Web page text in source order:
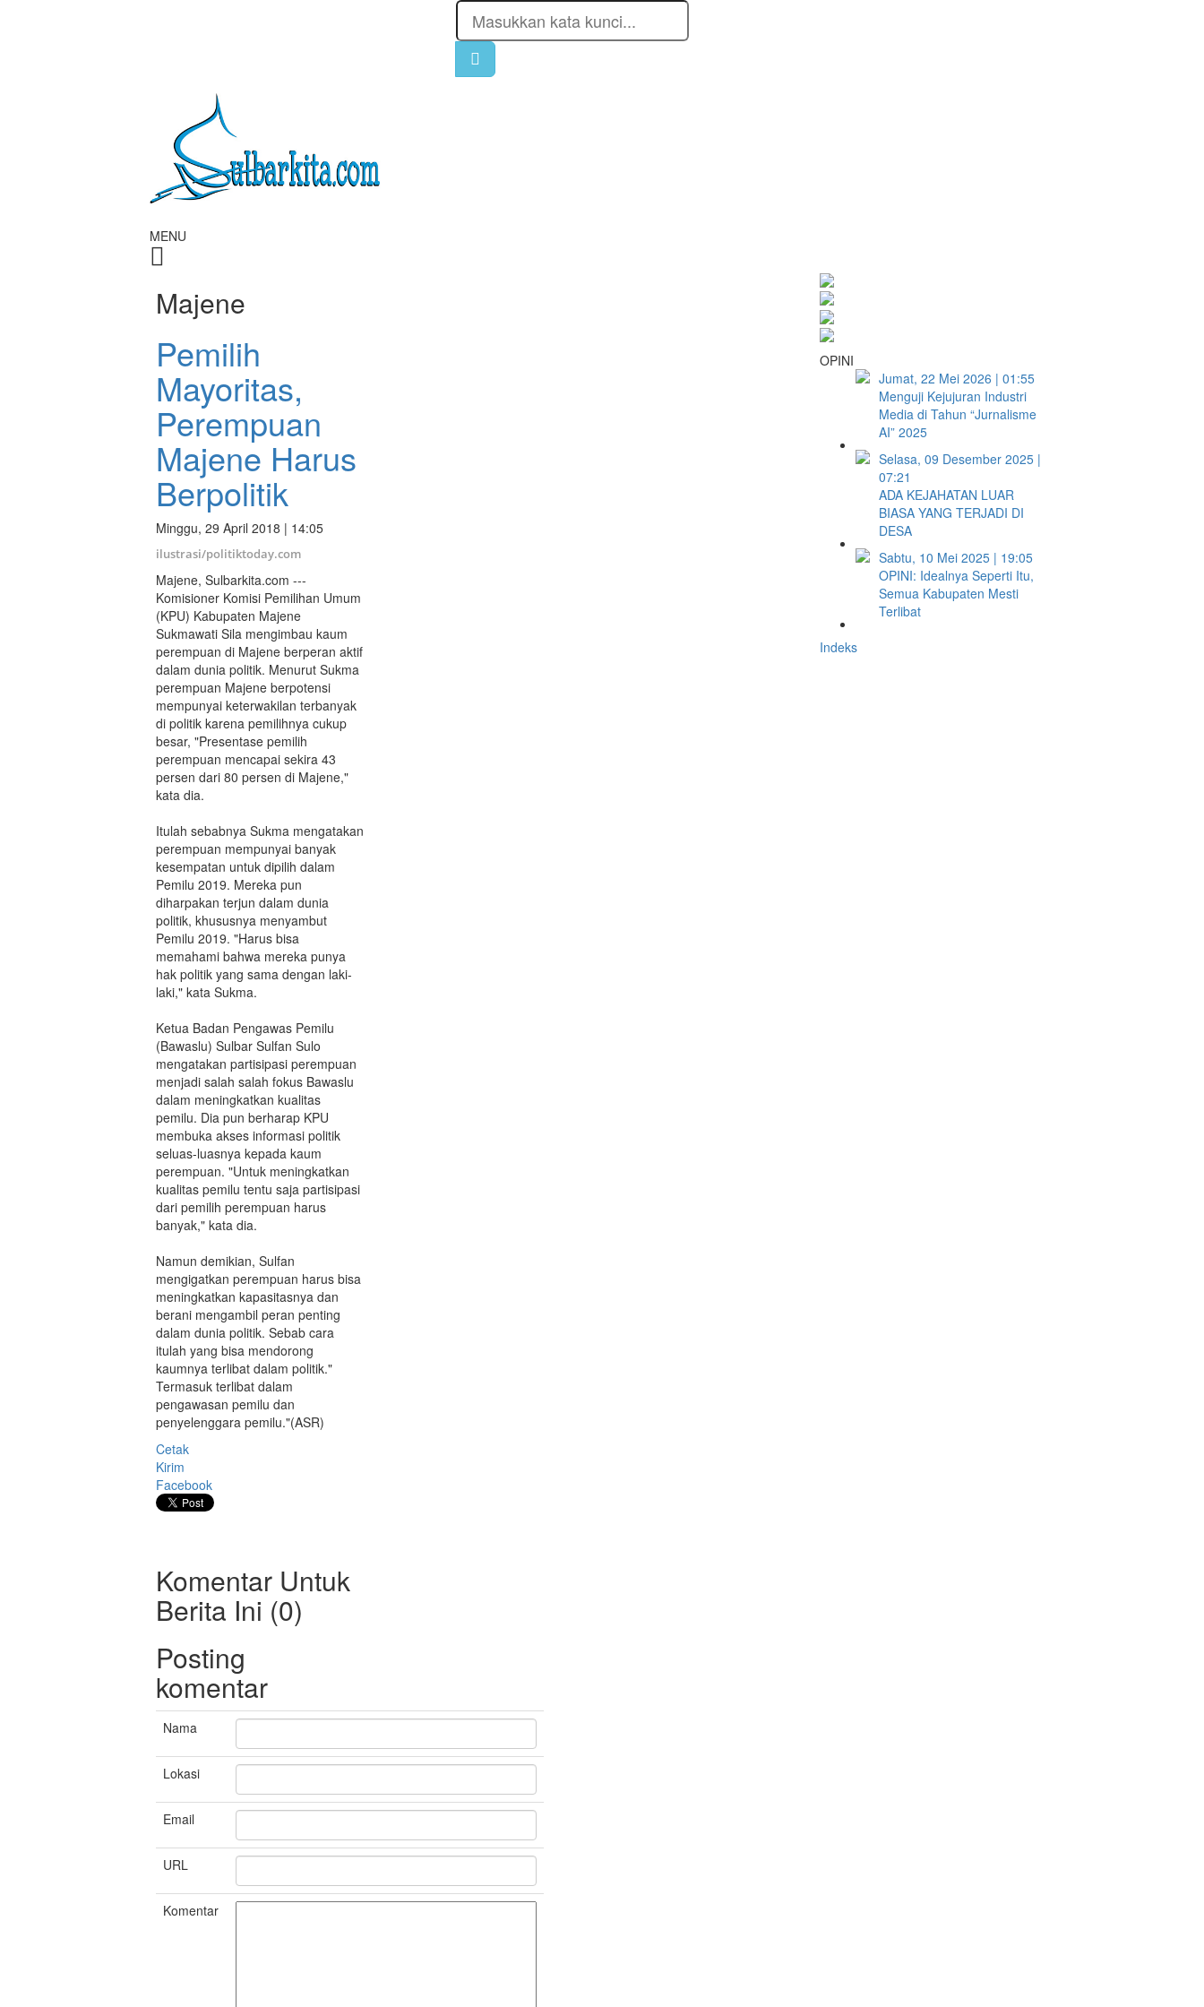
MENU
Majene
Pemilih
Mayoritas,
Perempuan
Majene Harus
Berpolitik
Minggu, 29 April 2018 | 14:05
ilustrasi/politiktoday.com
Majene, Sulbarkita.com ---
Komisioner Komisi Pemilihan Umum
(KPU) Kabupaten Majene
Sukmawati Sila mengimbau kaum
perempuan di Majene berperan aktif
dalam dunia politik. Menurut Sukma
perempuan Majene berpotensi
mempunyai keterwakilan terbanyak
di politik karena pemilihnya cukup
besar, "Presentase pemilih
perempuan mencapai sekira 43
persen dari 80 persen di Majene,"
kata dia.
Itulah sebabnya Sukma mengatakan
perempuan mempunyai banyak
kesempatan untuk dipilih dalam
Pemilu 2019. Mereka pun
diharpakan terjun dalam dunia
politik, khususnya menyambut
Pemilu 2019. "Harus bisa
memahami bahwa mereka punya
hak politik yang sama dengan laki-
laki," kata Sukma.
Ketua Badan Pengawas Pemilu
(Bawaslu) Sulbar Sulfan Sulo
mengatakan partisipasi perempuan
menjadi salah salah fokus Bawaslu
dalam meningkatkan kualitas
pemilu. Dia pun berharap KPU
membuka akses informasi politik
seluas-luasnya kepada kaum
perempuan. "Untuk meningkatkan
kualitas pemilu tentu saja partisipasi
dari pemilih perempuan harus
banyak," kata dia.
Namun demikian, Sulfan
mengigatkan perempuan harus bisa
meningkatkan kapasitasnya dan
berani mengambil peran penting
dalam dunia politik. Sebab cara
itulah yang bisa mendorong
kaumnya terlibat dalam politik."
Termasuk terlibat dalam
pengawasan pemilu dan
penyelenggara pemilu."(ASR)
Cetak
Kirim
Facebook
Komentar Untuk
Berita Ini (0)
Posting
komentar
Nama
Lokasi
Email
URL
Komentar
OPINI
Jumat, 22 Mei 2026 | 01:55
Menguji Kejujuran Industri
Media di Tahun “Jurnalisme
AI” 2025
Selasa, 09 Desember 2025 |
07:21
ADA KEJAHATAN LUAR
BIASA YANG TERJADI DI
DESA
Sabtu, 10 Mei 2025 | 19:05
OPINI: Idealnya Seperti Itu,
Semua Kabupaten Mesti
Terlibat
Indeks